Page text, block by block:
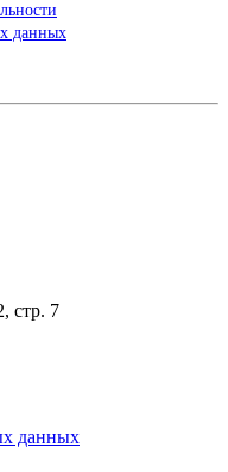
данных
стр. 7
данных